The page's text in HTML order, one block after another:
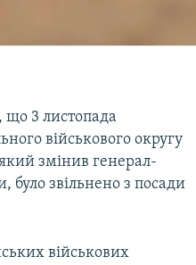
що 3 листопада
військового округу
змінив генерал-
звільнено з посади
військових